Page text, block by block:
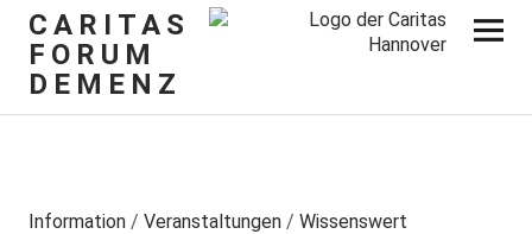
CARITAS
FORUM
DEMENZ
Information/ Veranstaltungen/ Wissenswert